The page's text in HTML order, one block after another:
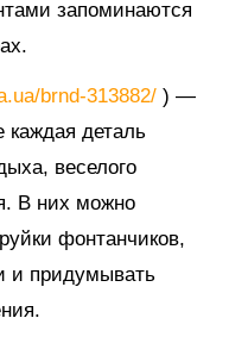
запоминаются
brnd-313882/ ) —
каждая деталь
веселого
В них можно
фонтанчиков,
и придумывать